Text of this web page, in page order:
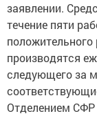
заявлении.
течение пяти
производятся
следующего за
Отделением СФР